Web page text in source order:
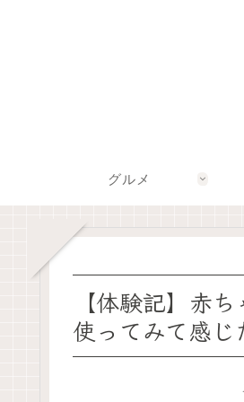
グルメ
【体験記】赤
使ってみて感